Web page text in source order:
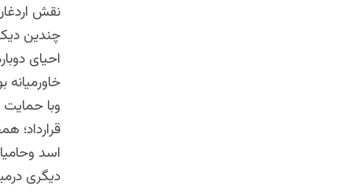
نقش
چندین
احیای
وبا
قرارداد؛
اسد
دیگری